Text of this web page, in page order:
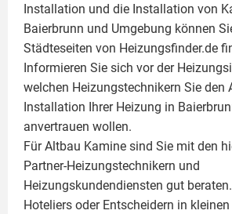
Installation und die Installation von
Baierbrunn und Umgebung können
Städteseiten von Heizungsfinder.de
Informieren Sie sich vor der
welchen Heizungstechnikern Sie den
Installation Ihrer Heizung in
anvertrauen wollen.
Für Altbau Kamine sind Sie mit den
Partner-Heizungstechnikern und
Heizungskundendiensten gut beraten.
Hoteliers oder Entscheidern in kleinen